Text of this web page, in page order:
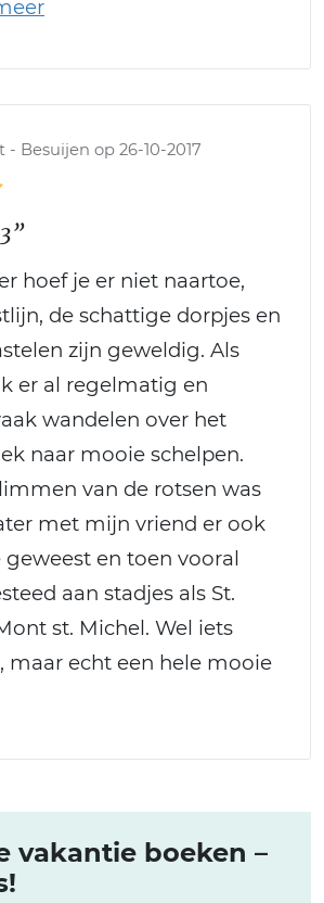
- Besuijen op 26-10-2017
hoef je er niet naartoe,
de schattige dorpjes en
zijn geweldig. Als
er al regelmatig en
wandelen over het
naar mooie schelpen.
van de rotsen was
met mijn vriend er ook
en toen vooral
aan stadjes als St.
st. Michel. Wel iets
maar echt een hele mooie
vakantie boeken –